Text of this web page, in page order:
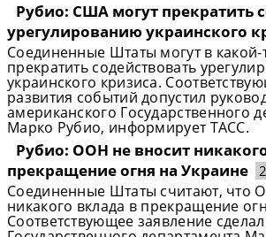
Рубио: США могут прекратить
урегулированию украинского
Соединенные Штаты могут в
прекратить содействовать
украинского кризиса.
развития событий допустил
американского Государственного
Марко Рубио, информирует ТАСС.
Рубио: ООН не вносит
прекращение огня на Украине
Соединенные Штаты считают, что
никакого вклада в прекращение
Соответствующее заявление